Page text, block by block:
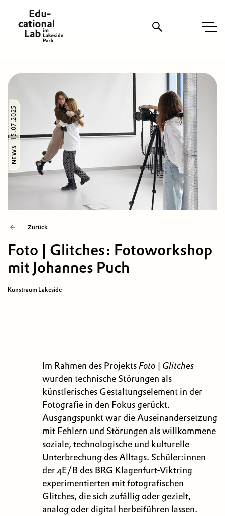
NEWS
15.07.2025
Zurück
Foto | Glitches: Foto­work­shop
mit Johannes Puch
Kunstraum Lakeside
Im Rahmen des ProjektsFoto | Glitches
wurden technische Störungen als
künstlerisches Gestaltungselement in der
Fotografie in den Fokus gerückt.
Ausgangspunkt war die Auseinandersetzung
mit Fehlern und Störungen als willkommene
soziale, technologische und kulturelle
Unterbrechung des Alltags. Schüler:innen
der 4E/B des BRG Klagenfurt-Viktring
experimentierten mit fotografischen
Glitches, die sich zufällig oder gezielt,
analog oder digital herbeiführen lassen.